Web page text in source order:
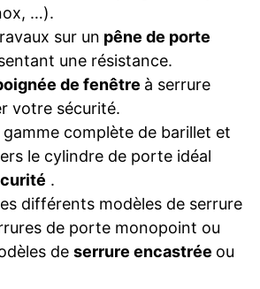
…).
sur un pêne de porte
une résistance.
de fenêtre à serrure
votre sécurité.
complète de barillet et
le cylindre de porte idéal
.
différents modèles de serrure
de porte monopoint ou
de serrure encastrée ou